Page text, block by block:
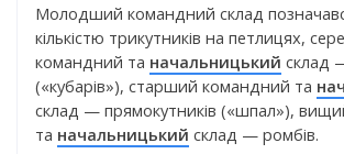
Молодший командний склад
кількістю трикутників на петлицях,
командний та начальницький склад
(«кубарів»), старший командний та
склад — прямокутників («шпал»),
та начальницький склад — ромбів.